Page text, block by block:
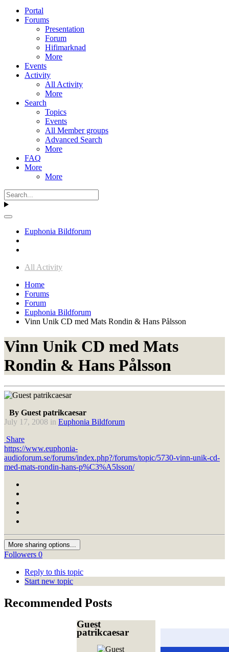
Portal
Forums
Presentation
Forum
Hifimarknad
More
Events
Activity
All Activity
More
Search
Topics
Events
All Member groups
Advanced Search
More
FAQ
More
More
Euphonia Bildforum
All Activity
Home
Forums
Forum
Euphonia Bildforum
Vinn Unik CD med Mats Rondin & Hans Pålsson
Vinn Unik CD med Mats
Rondin & Hans Pålsson
By Guest patrikcaesar
July 17, 2008 in Euphonia Bildforum
Share
https://www.euphonia-
audioforum.se/forums/index.php?/forums/topic/5730-vinn-unik-cd-
med-mats-rondin-hans-p%C3%A5lsson/
More sharing options...
Followers 0
Reply to this topic
Start new topic
Recommended Posts
Guest
patrikcaesar